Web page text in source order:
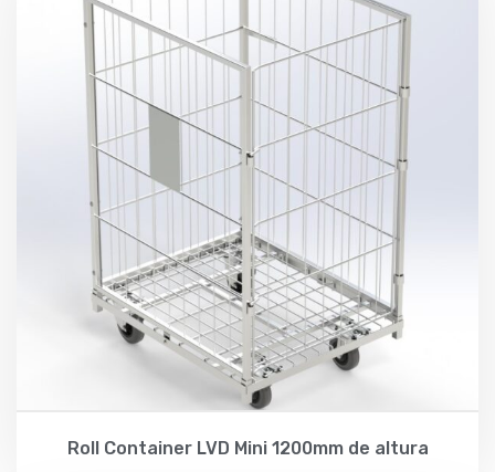
Roll Container LVD Mini 1200mm de altura